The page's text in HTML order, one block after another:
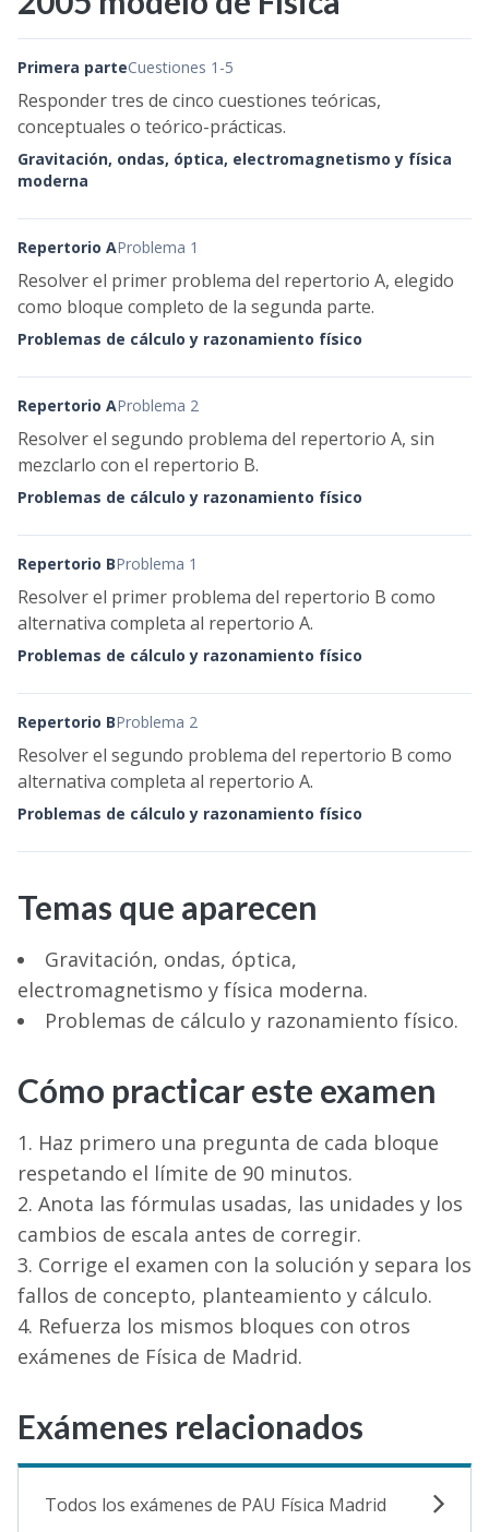
Primera parteCuestiones 1-5
Responder tres de cinco cuestiones teóricas,
conceptuales o teórico-prácticas.
Gravitación, ondas, óptica, electromagnetismo y física
moderna
Repertorio AProblema 1
Resolver el primer problema del repertorio A, elegido
como bloque completo de la segunda parte.
Problemas de cálculo y razonamiento físico
Repertorio AProblema 2
Resolver el segundo problema del repertorio A, sin
mezclarlo con el repertorio B.
Problemas de cálculo y razonamiento físico
Repertorio BProblema 1
Resolver el primer problema del repertorio B como
alternativa completa al repertorio A.
Problemas de cálculo y razonamiento físico
Repertorio BProblema 2
Resolver el segundo problema del repertorio B como
alternativa completa al repertorio A.
Problemas de cálculo y razonamiento físico
Temas que aparecen
Gravitación, ondas, óptica,
electromagnetismo y física moderna.
Problemas de cálculo y razonamiento físico.
Cómo practicar este examen
Haz primero una pregunta de cada bloque
respetando el límite de 90 minutos.
Anota las fórmulas usadas, las unidades y los
cambios de escala antes de corregir.
Corrige el examen con la solución y separa los
fallos de concepto, planteamiento y cálculo.
Refuerza los mismos bloques con otros
exámenes de Física de Madrid.
Exámenes relacionados
Todos los exámenes de PAU Física Madrid